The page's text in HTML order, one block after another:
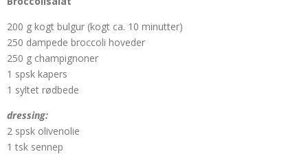
200 g kogt bulgur (kogt ca. 10 minutter)
250 dampede broccoli hoveder
250 g champignoner
1 spsk kapers
1 syltet rødbede
dressing:
2 spsk olivenolie
1 tsk sennep